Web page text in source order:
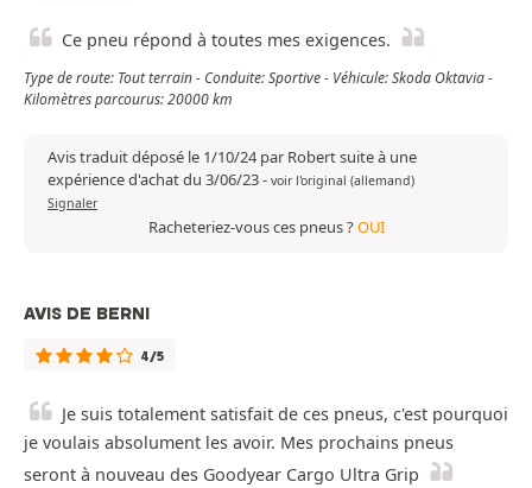
Ce pneu répond à toutes mes exigences.
Type de route: Tout terrain - Conduite: Sportive - Véhicule: Skoda Oktavia -
Kilomètres parcourus: 20000 km
Avis traduit déposé le 1/10/24 par Robert suite à une
expérience d'achat du 3/06/23- voir l'original (allemand)
Signaler
Racheteriez-vous ces pneus ?OUI
AVIS DE BERNI
4/5
Je suis totalement satisfait de ces pneus, c'est pourquoi
je voulais absolument les avoir. Mes prochains pneus
seront à nouveau des Goodyear Cargo Ultra Grip